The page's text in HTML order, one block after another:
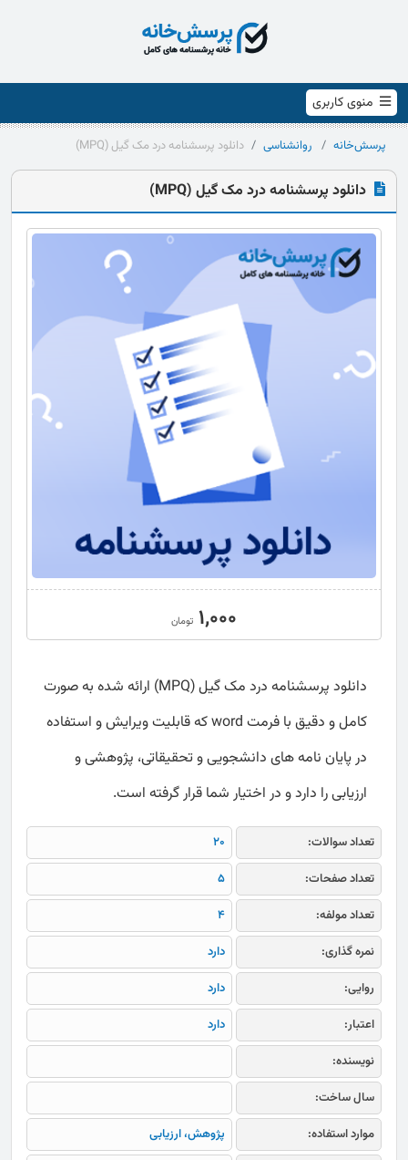
منوی کاربری
پرسش‌خانه روانشناسی دانلود پرسشنامه درد مک گیل (MPQ)
دانلود پرسشنامه درد مک گیل (MPQ)
1,000 تومان
دانلود پرسشنامه درد مک گیل (MPQ) ارائه شده به صورت
کامل و دقیق با فرمت word که قابلیت ویرایش و استفاده
در پایان نامه های دانشجویی و تحقیقاتی، پژوهشی و
ارزیابی را دارد و در اختیار شما قرار گرفته است.
تعداد سوالات:
20
تعداد صفحات:
5
تعداد مولفه:
4
نمره گذاری:
دارد
روایی:
دارد
اعتبار:
دارد
نویسنده:
سال ساخت:
موارد استفاده:
پژوهش، ارزیابی